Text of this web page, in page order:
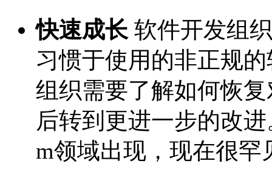
快速成长 软件开发组
习惯于使用的非正规
组织需要了解如何恢
后转到更进一步的改
m领域出现，现在很罕